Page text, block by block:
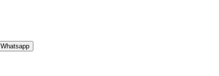
Whatsapp